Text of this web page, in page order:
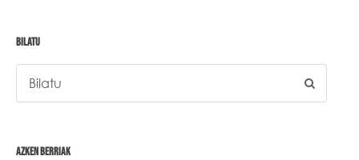
BILATU
AZKEN BERRIAK